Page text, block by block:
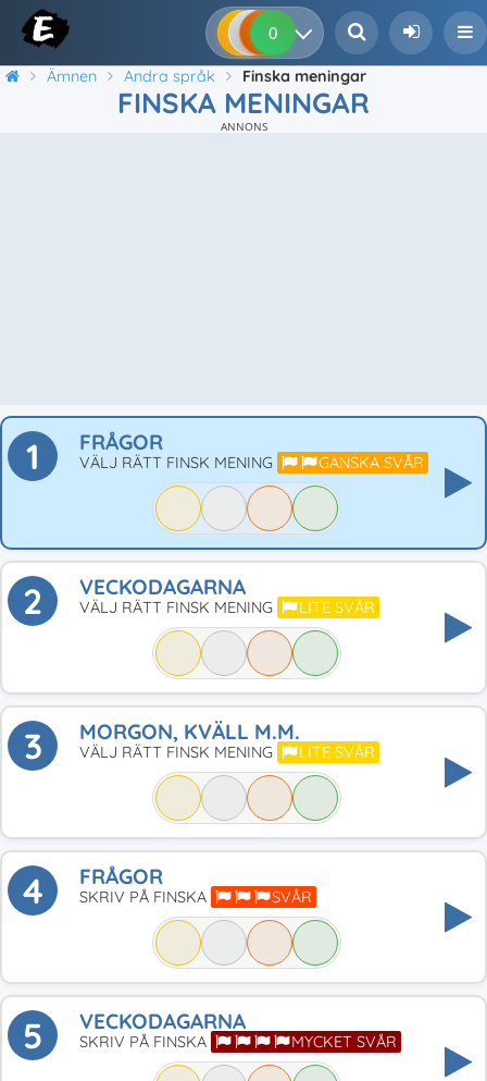
0 0 0
Ämnen Andra språk Finska meningar
FINSKA MENINGAR
ANNONS
1 FRÅGOR
VÄLJ RÄTT FINSK MENING GANSKA SVÅR
2 VECKODAGARNA
VÄLJ RÄTT FINSK MENING LITE SVÅR
3 MORGON, KVÄLL M.M.
VÄLJ RÄTT FINSK MENING LITE SVÅR
4 FRÅGOR
SKRIV PÅ FINSKA SVÅR
5 VECKODAGARNA
SKRIV PÅ FINSKA MYCKET SVÅR